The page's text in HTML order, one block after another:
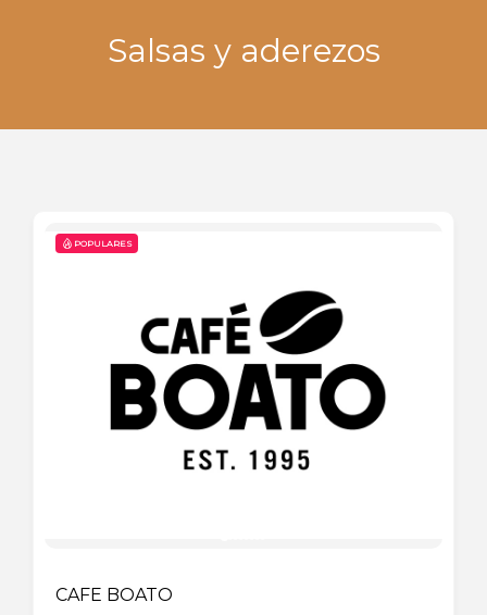
Salsas y aderezos
POPULARES
CAFE BOATO